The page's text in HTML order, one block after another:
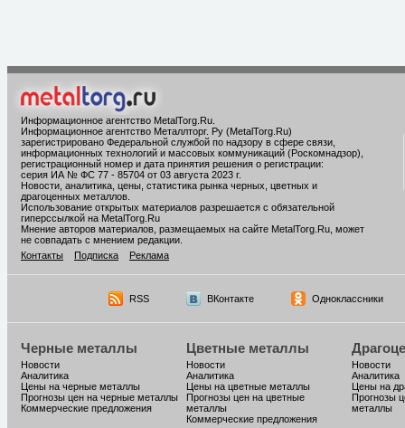
Информационное агентство MetalTorg.Ru
Информационное агентство Металлторг. Ру (MetalTorg.Ru)
зарегистрировано Федеральной службой по надзору в сфере связи,
информационных технологий и массовых коммуникаций (Роскомнадзор),
регистрационный номер и дата принятия решения о регистрации:
серия ИА № ФС 77 - 85704 от 03 августа 2023 г.
Новости, аналитика, цены, статистика рынка черных, цветных и
драгоценных металлов.
Использование открытых материалов разрешается с обязательной
гиперссылкой на MetalTorg.Ru
Мнение авторов материалов, размещаемых на сайте MetalTorg.Ru, может
не совпадать с мнением редакции.
Контакты
Подписка Реклама
RSS ВКонтакте Одноклассники
Черные металлы
Новости
Аналитика
Цены на черные металлы
Прогнозы цен на черные металлы
Коммерческие предложения
Цветные металлы
Новости
Аналитика
Цены на цветные металлы
Прогнозы цен на цветные
металлы
Коммерческие предложения
Новости
Аналитика
Цены на
Прогнозы
металлы